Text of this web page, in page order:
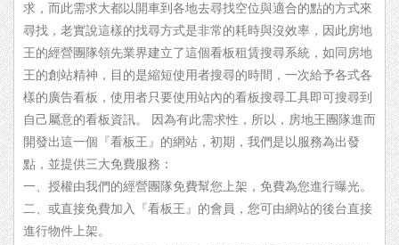
求，而此需求大都以開車到各地去尋找空位與適合的點的方式來
尋找，老實說這樣的找尋方式是非常的耗時與沒效率，因此房地
王的經營團隊領先業界建立了這個看板租賃搜尋系統，如同房地
王的創站精神，目的是縮短使用者搜尋的時間，一次給予各式各
樣的廣告看板，使用者只要使用站內的看板搜尋工具即可搜尋到
自己屬意的看板資訊。 因為有此需求性，所以，房地王團隊進而
開發出這一個『看板王』的網站，初期，我們是以服務為出發
點，並提供三大免費服務：
一、授權由我們的經營團隊免費幫您上架，免費為您進行曝光。
二、或直接免費加入『看板王』的會員，您可由網站的後台直接
進行物件上架。